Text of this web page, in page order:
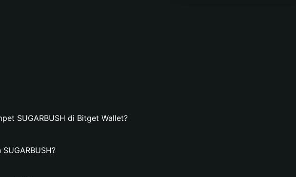
SUGARBUSH di Bitget Wallet?